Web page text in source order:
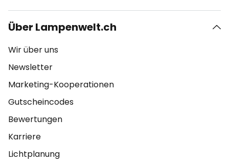
Über Lampenwelt.ch
Wir über uns
Newsletter
Marketing-Kooperationen
Gutscheincodes
Bewertungen
Karriere
Lichtplanung